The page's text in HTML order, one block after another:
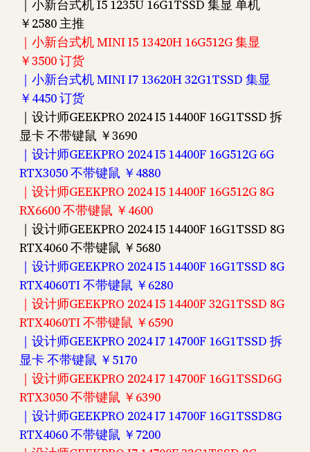
｜小新台式机 I5 1235U 16G1TSSD 集显 单机
￥2580 主推
｜小新台式机 MINI I5 13420H 16G512G 集显
￥3500 订货
｜小新台式机 MINI I7 13620H 32G1TSSD 集显
￥4450 订货
｜设计师GEEKPRO 2024 I5 14400F 16G1TSSD 拆
显卡 不带键鼠 ￥3690
｜设计师GEEKPRO 2024 I5 14400F 16G512G 6G
RTX3050 不带键鼠 ￥4880
｜设计师GEEKPRO 2024 I5 14400F 16G512G 8G
RX6600 不带键鼠 ￥4600
｜设计师GEEKPRO 2024 I5 14400F 16G1TSSD 8G
RTX4060 不带键鼠 ￥5680
｜设计师GEEKPRO 2024 I5 14400F 16G1TSSD 8G
RTX4060TI 不带键鼠 ￥6280
｜设计师GEEKPRO 2024 I5 14400F 32G1TSSD 8G
RTX4060TI 不带键鼠 ￥6590
｜设计师GEEKPRO 2024 I7 14700F 16G1TSSD 拆
显卡 不带键鼠 ￥5170
｜设计师GEEKPRO 2024 I7 14700F 16G1TSSD6G
RTX3050 不带键鼠 ￥6390
｜设计师GEEKPRO 2024 I7 14700F 16G1TSSD8G
RTX4060 不带键鼠 ￥7200